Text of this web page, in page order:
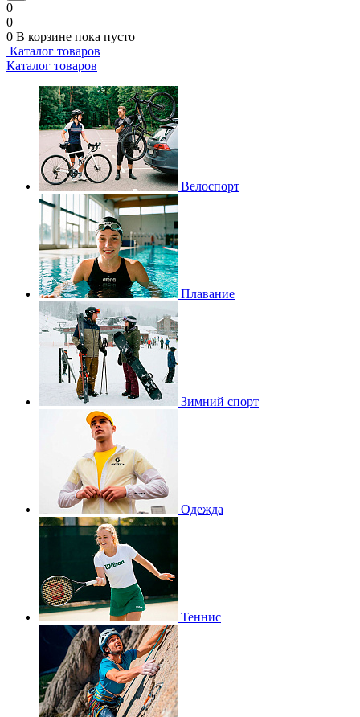
0
0
0 В корзине пока пусто
Каталог товаров
Каталог товаров
Велоспорт
Плавание
Зимний спорт
Одежда
Теннис